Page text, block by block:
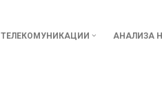
ТЕЛЕКОМУНИКАЦИИ АНАЛИЗА